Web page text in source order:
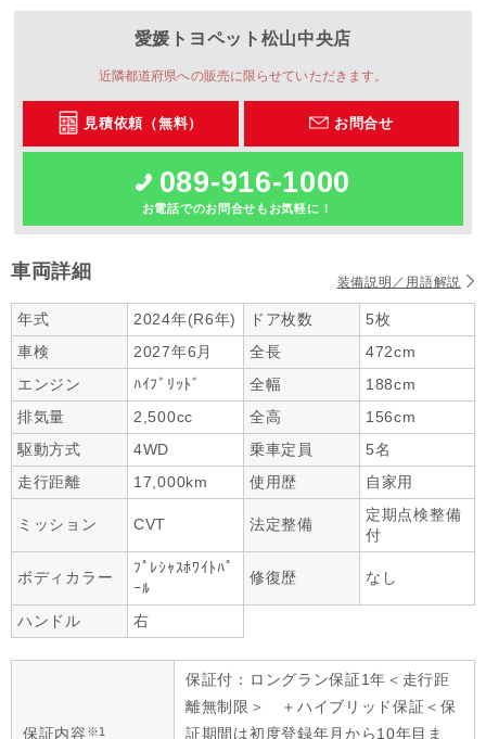
愛媛トヨペット 松山中央店
近隣都道府県への販売に限らせていただきます。
見積依頼（無料） お問合せ
089-916-1000
お電話でのお問合せもお気軽に！
車両詳細 装備説明／用語解説
年式 2024年(R6年) ドア枚数
5枚
車検
2027年6月 全長
472cm
エンジン
ﾊｲﾌﾞﾘｯﾄﾞ 全幅
188cm
排気量
2,500cc 全高
156cm
駆動方式
4WD 乗車定員
5名
走行距離
17,000km 使用歴 自家用
ミッション CVT 法定整備
定期点検整備
付
ボディカラー
ﾌﾟﾚｼｬｽﾎﾜｲﾄﾊﾟ
ｰﾙ
修復歴 なし
ハンドル 右
保証内容 ※1
保証付：ロングラン保証1年＜走行距
離無制限＞ ＋ハイブリッド保証＜保
証期間は初度登録年月から10年目ま